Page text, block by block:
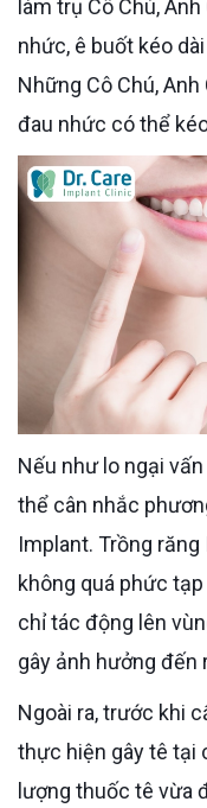
làm trụ Cô Chú,
nhức, ê buốt kéo
Những Cô Chú,
đau nhức có thể
Nếu như lo ngại vấn đề đau nhức Cô Chú, Anh Chị có
thể cân nhắc
Implant. Trồng
không quá phức
chỉ tác động lên
gây ảnh hưởng đến
Ngoài ra, trước khi cấy ghép trụ Implant, bác sĩ sẽ
thực hiện gây tê tại
lượng thuốc tê vừa